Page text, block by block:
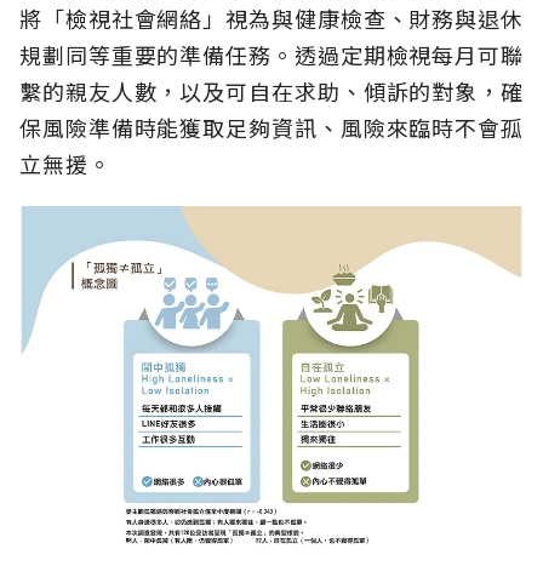
將「檢視社會網絡」視為與健康檢查、財務與退休
規劃同等重要的準備任務。透過定期檢視每月可聯
繫的親友人數，以及可自在求助、傾訴的對象，確
保風險準備時能獲取足夠資訊、風險來臨時不會孤
立無援。